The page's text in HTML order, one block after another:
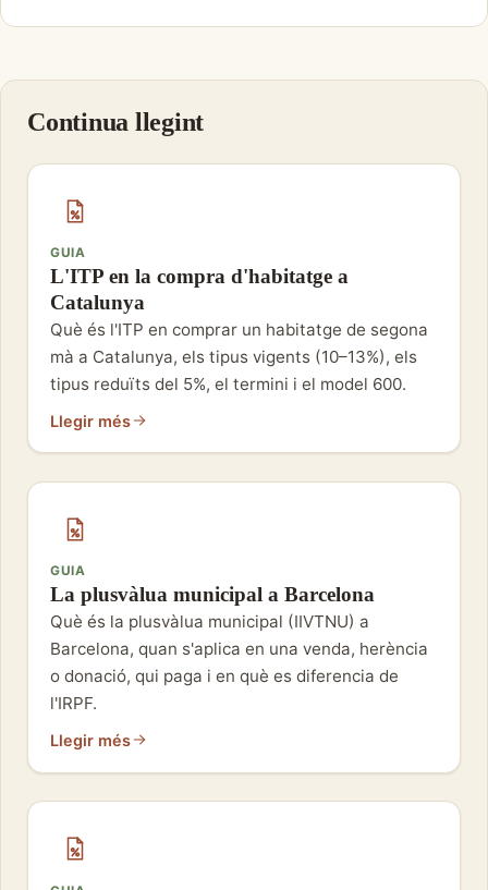
Continua llegint
GUIA
L'ITP en la compra d'habitatge a
Catalunya
Què és l'ITP en comprar un habitatge de segona
mà a Catalunya, els tipus vigents (10–13%), els
tipus reduïts del 5%, el termini i el model 600.
Llegir més
GUIA
La plusvàlua municipal a Barcelona
Què és la plusvàlua municipal (IIVTNU) a
Barcelona, quan s'aplica en una venda, herència
o donació, qui paga i en què es diferencia de
l'IRPF.
Llegir més